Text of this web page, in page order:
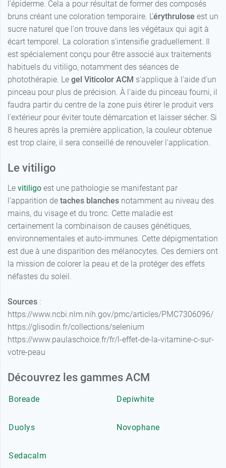
l'épiderme. Cela a pour résultat de former des composés
bruns créant une coloration temporaire. L'érythrulose est un
sucre naturel que l'on trouve dans les végétaux qui agit à
écart temporel. La coloration s'intensifie graduellement. Il
est spécialement conçu pour être associé aux traitements
habituels du vitiligo, notamment des séances de
photothérapie. Le gel Viticolor ACM s'applique à l'aide d'un
pinceau pour plus de précision. À l'aide du pinceau fourni, il
faudra partir du centre de la zone puis étirer le produit vers
l'extérieur pour éviter toute démarcation et laisser sécher. Si
8 heures après la première application, la couleur obtenue
est trop claire, il sera conseillé de renouveler l'application.
Le vitiligo
Le vitiligo est une pathologie se manifestant par
l'apparition de taches blanches notamment au niveau des
mains, du visage et du tronc. Cette maladie est
certainement la combinaison de causes génétiques,
environnementales et auto-immunes. Cette dépigmentation
est due à une disparition des mélanocytes. Ces derniers ont
la mission de colorer la peau et de la protéger des effets
néfastes du soleil.
Sources :
https://www.ncbi.nlm.nih.gov/pmc/articles/PMC7306096/
https://glisodin.fr/collections/selenium
https://www.paulaschoice.fr/fr/l-effet-de-la-vitamine-c-sur-
votre-peau
Découvrez les gammes ACM
Boreade Depiwhite
Duolys Novophane
Sedacalm